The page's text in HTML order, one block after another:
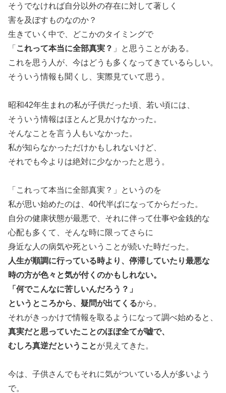
そうでなければ自分以外の存在に対して著しく
害を及ぼすものなのか？
生きていく中で、どこかのタイミングで
「 これって本当に全部真実？ 」と思うことがある。
これを思う人が、今はどうも多くなってきているらしい。
そういう情報も聞くし、実際見ていて思う。
昭和42年生まれの私が子供だった頃、若い頃には、
そういう情報はほとんど見かけなかった。
そんなことを言う人もいなかった。
私が知らなかっただけかもしれないけど、
それでも今よりは絶対に少なかったと思う。
「これって本当に全部真実？」というのを
私が思い始めたのは、40代半ばになってからだった。
自分の健康状態が最悪で、それに伴って仕事や金銭的な
心配も多くて、そんな時に限ってさらに
身近な人の病気や死ということが続いた時だった。
人生が順調に行っている時より、停滞していたり最悪な
時の方が色々と気が付くのかもしれない。
「何でこんなに苦しいんだろう？」
というところから、疑問が出てくるから。
それがきっかけで情報を取るようになって調べ始めると、
真実だと思っていたことのほぼ全てが嘘で、
むしろ真逆だということが見えてきた。
今は、子供さんでもそれに気がついている人が多いよう
で。